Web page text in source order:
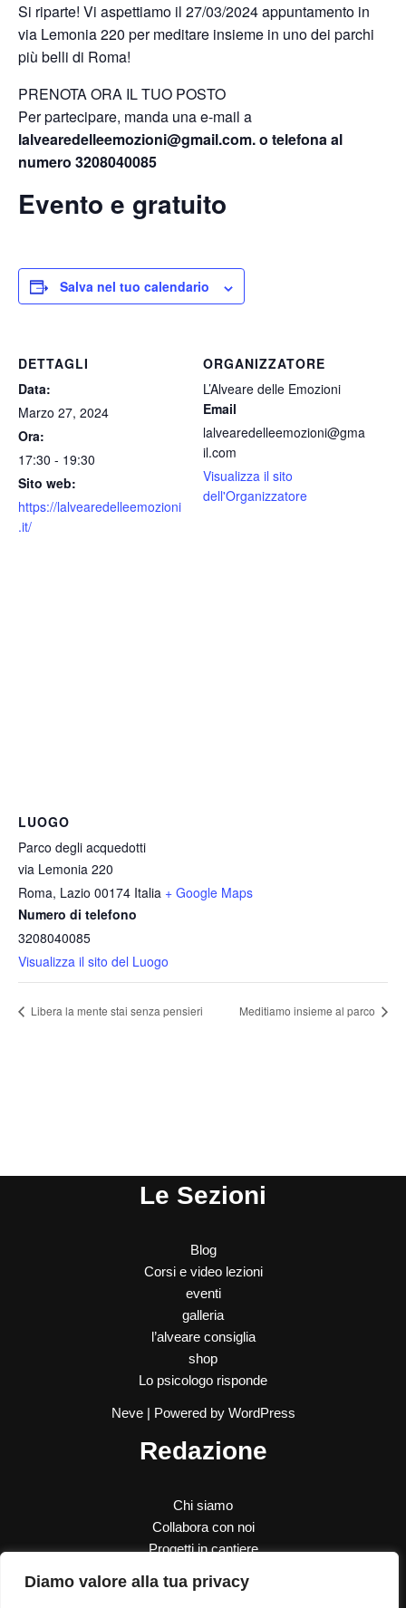
Diamo valore alla tua privacy
Si riparte! Vi aspettiamo il 27/03/2024 appuntamento in
via Lemonia 220 per meditare insieme in uno dei parchi
più belli di Roma!
PRENOTA ORA IL TUO POSTO
Per partecipare, manda una e-mail a
lalvearedelleemozioni@gmail.com. o telefona al
numero 3208040085
Evento e gratuito
Salva nel tuo calendario
DETTAGLI
Data:
Marzo 27, 2024
Ora:
17:30 - 19:30
Sito web:
https://lalvearedelleemozioni
.it/
ORGANIZZATORE
L’Alveare delle Emozioni
Email
lalvearedelleemozioni@gma
il.com
Visualizza il sito
dell'Organizzatore
LUOGO
Parco degli acquedotti
via Lemonia 220
Roma, Lazio 00174 Italia + Google Maps
Numero di telefono
3208040085
Visualizza il sito del Luogo
Libera la mente stai senza pensieri Meditiamo insieme al parco
Le Sezioni
Blog
Corsi e video lezioni
eventi
galleria
l’alveare consiglia
shop
Lo psicologo risponde
Neve| Powered by WordPress
Redazione
Chi siamo
Collabora con noi
Progetti in cantiere
Le nostre donazioni